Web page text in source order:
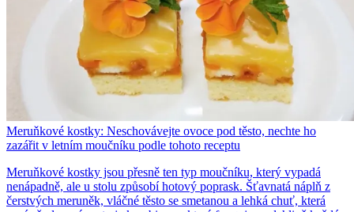
Meruňkové kostky: Neschovávejte ovoce pod těsto, nechte ho
zazářit v letním moučníku podle tohoto receptu
Meruňkové kostky jsou přesně ten typ moučníku, který vypadá
nenápadně, ale u stolu způsobí hotový poprask. Šťavnatá náplň z
čerstvých meruněk, vláčné těsto se smetanou a lehká chuť, která